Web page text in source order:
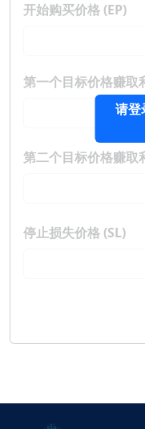
请登
开始购买价格 (EP)
第一个目标价格赚取
第二个目标价格赚取
停止损失价格 (SL)